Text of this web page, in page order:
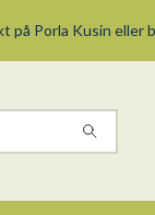
på Porla Kusin eller